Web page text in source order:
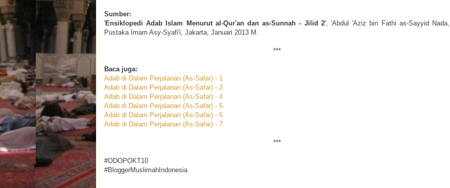
Sumber:
'Ensiklopedi Adab Islam Menurut al-Qur'an dan as-Sunnah - Jilid 2', 'Abdul 'Aziz bin Fathi as-Sayyid Nada,
Pustaka Imam Asy-Syafi'i, Jakarta, Januari 2013 M.
***
Baca juga:
Adab di Dalam Perjalanan (As-Safar) - 1
Adab di Dalam Perjalanan (As-Safar) - 2
Adab di Dalam Perjalanan (As-Safar) - 4
Adab di Dalam Perjalanan (As-Safar) - 5
Adab di Dalam Perjalanan (As-Safar) - 6
Adab di Dalam Perjalanan (As-Safar) - 7
***
#ODOPOKT10
#BloggerMuslimahIndonesia